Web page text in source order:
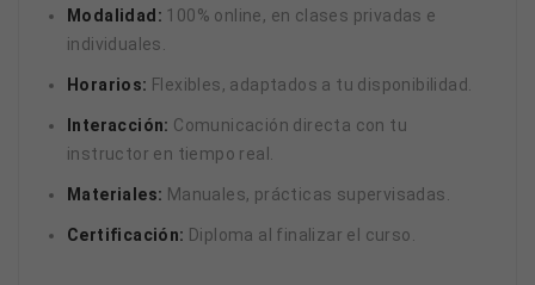
Modalidad: 100% online, en clases privadas e
individuales.
Horarios: Flexibles, adaptados a tu disponibilidad.
Interacción: Comunicación directa con tu
instructor en tiempo real.
Materiales: Manuales, prácticas supervisadas.
Certificación: Diploma al finalizar el curso.